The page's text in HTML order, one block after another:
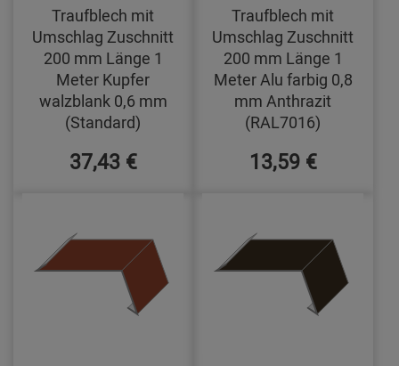
Traufblech mit
Umschlag Zuschnitt
200 mm Länge 1
Meter Kupfer
walzblank 0,6 mm
(Standard)
37,43 €
Traufblech mit
Umschlag Zuschnitt
200 mm Länge 1
Meter Alu farbig 0,8
mm Anthrazit
(RAL7016)
13,59 €